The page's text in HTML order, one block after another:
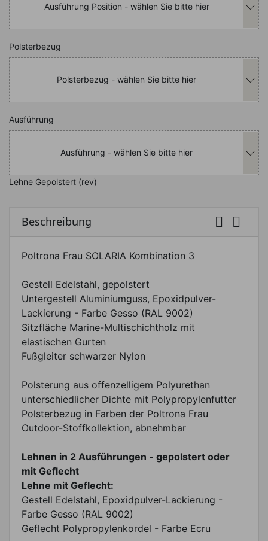
Ausführung Position - wählen Sie bitte hier
Nachfolgend können Sie das
Polsterbezug
Polsterbezug - wählen Sie bitte hier
Nachfolgend können Sie das
Ausführung
Ausführung - wählen Sie bitte hier
Lehne Gepolstert (rev)
Beschreibung  
Poltrona Frau SOLARIA Kombination 3
Gestell Edelstahl, gepolstert
Untergestell Aluminiumguss, Epoxidpulver-
Lackierung - Farbe Gesso (RAL 9002)
Sitzfläche Marine-Multischichtholz mit
elastischen Gurten
Fußgleiter schwarzer Nylon
Polsterung aus offenzelligem Polyurethan
unterschiedlicher Dichte mit Polypropylenfutter
Polsterbezug in Farben der Poltrona Frau
Outdoor-Stoffkollektion, abnehmbar
Lehnen in 2 Ausführungen - gepolstert oder
mit Geflecht
Lehne mit Geflecht:
Gestell Edelstahl, Epoxidpulver-Lackierung -
Farbe Gesso (RAL 9002)
Geflecht Polypropylenkordel - Farbe Ecru